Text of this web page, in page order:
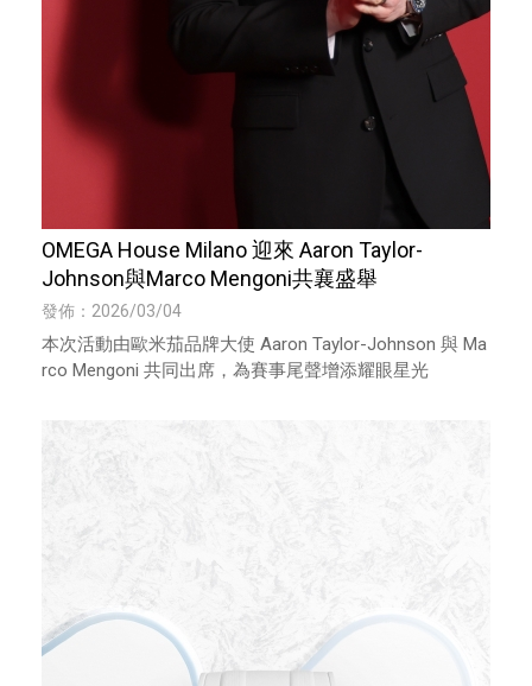
OMEGA House Milano 迎來 Aaron Taylor-
Johnson與Marco Mengoni共襄盛舉
發佈：2026/03/04
本次活動由歐米茄品牌大使 Aaron Taylor-Johnson 與 Ma
rco Mengoni 共同出席，為賽事尾聲增添耀眼星光